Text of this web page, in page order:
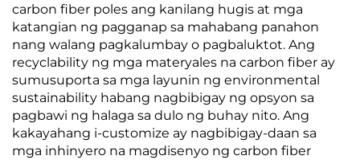
carbon fiber poles ang kanilang hugis at mga
katangian ng pagganap sa mahabang panahon
nang walang pagkalumbay o pagbaluktot. Ang
recyclability ng mga materyales na carbon fiber ay
sumusuporta sa mga layunin ng environmental
sustainability habang nagbibigay ng opsyon sa
pagbawi ng halaga sa dulo ng buhay nito. Ang
kakayahang i-customize ay nagbibigay-daan sa
mga inhinyero na magdisenyo ng carbon fiber